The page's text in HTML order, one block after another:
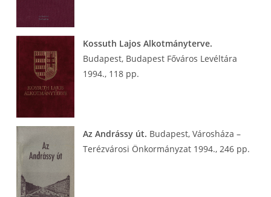
Kossuth Lajos Alkotmányterve.
Budapest, Budapest Főváros Levéltára
1994., 118 pp.
Az Andrássy út. Budapest, Városháza –
Terézvárosi Önkormányzat 1994., 246 pp.